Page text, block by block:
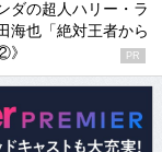
ダの超人ハリー・ラ
海也「絶対王者から
》
PR